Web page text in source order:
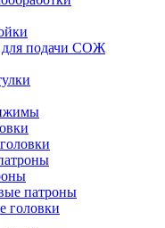
для подачи СОЖ
патроны
головки